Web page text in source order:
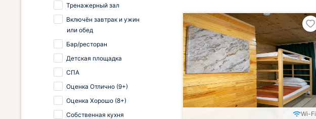
Wi-Fi
Тренажерный зал
Включён завтрак и ужин
или обед
Бар/ресторан
Детская площадка
СПА
Оценка Отлично (9+)
Оценка Хорошо (8+)
Собственная кухня